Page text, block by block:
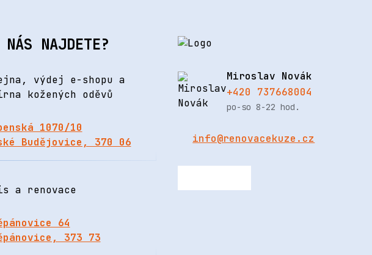
NÁS NAJDETE?
výdej e-shopu a
kožených oděvů
1070/10
Budějovice, 370 06
a renovace
64
373 73
Miroslav Novák
+420 737668004
po-so 8-22 hod.
info@renovacekuze.cz